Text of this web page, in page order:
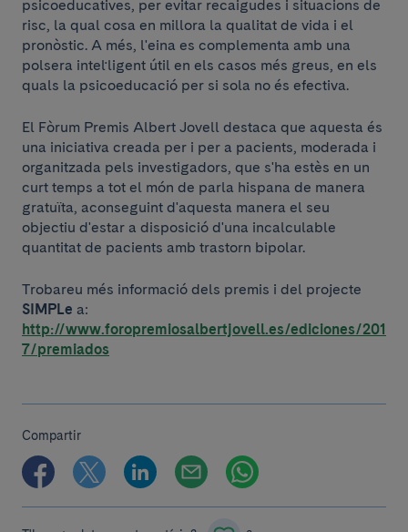
psicoeducatives, per evitar recaigudes i situacions de
risc, la qual cosa en millora la qualitat de vida i el
pronòstic. A més, l'eina es complementa amb una
polsera intel·ligent útil en els casos més greus, en els
quals la psicoeducació per si sola no és efectiva.
El Fòrum Premis Albert Jovell destaca que aquesta és
una iniciativa creada per i per a pacients, moderada i
organitzada pels investigadors, que s'ha estès en un
curt temps a tot el món de parla hispana de manera
gratuïta, aconseguint d'aquesta manera el seu
objectiu d'estar a disposició d'una incalculable
quantitat de pacients amb trastorn bipolar.
Trobareu més informació dels premis i del projecte
SIMPLe a:
http://www.foropremiosalbertjovell.es/ediciones/201
7/premiados
Compartir